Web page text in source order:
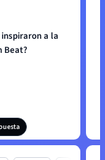
a la
Beat?